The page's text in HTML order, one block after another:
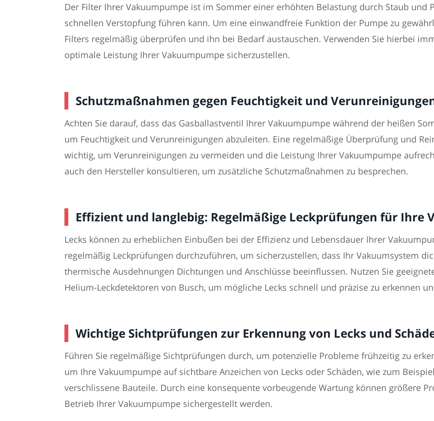
Der Filter Ihrer Vakuumpumpe ist im Sommer einer erhöhten Belastung durch Staub und
schnellen Verstopfung führen kann. Um eine einwandfreie Funktion der Pumpe zu
Filters regelmäßig überprüfen und ihn bei Bedarf austauschen. Verwenden Sie hierbei
optimale Leistung Ihrer Vakuumpumpe sicherzustellen.
Schutzmaßnahmen gegen Feuchtigkeit und
Achten Sie darauf, dass das Gasballastventil Ihrer Vakuumpumpe während der heißen
um Feuchtigkeit und Verunreinigungen abzuleiten. Eine regelmäßige Überprüfung und
wichtig, um Verunreinigungen zu vermeiden und die Leistung Ihrer Vakuumpumpe
auch den Hersteller konsultieren, um zusätzliche Schutzmaßnahmen zu besprechen.
Effizient und langlebig: Regelmäßige Leckprüfungen für Ihre
Lecks können zu erheblichen Einbußen bei der Effizienz und Lebensdauer Ihrer
regelmäßig Leckprüfungen durchzuführen, um sicherzustellen, dass Ihr Vakuumsystem
thermische Ausdehnungen Dichtungen und Anschlüsse beeinflussen. Nutzen Sie
Helium-Leckdetektoren von Busch, um mögliche Lecks schnell und präzise zu erkennen
Wichtige Sichtprüfungen zur Erkennung von Lecks und
Führen Sie regelmäßige Sichtprüfungen durch, um potenzielle Probleme frühzeitig zu
um Ihre Vakuumpumpe auf sichtbare Anzeichen von Lecks oder Schäden, wie zum
verschlissene Bauteile. Durch eine konsequente vorbeugende Wartung können größere
Betrieb Ihrer Vakuumpumpe sichergestellt werden.